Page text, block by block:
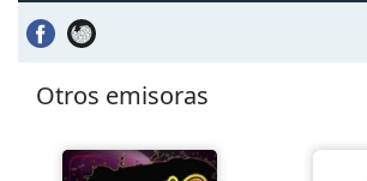
Otros emisoras